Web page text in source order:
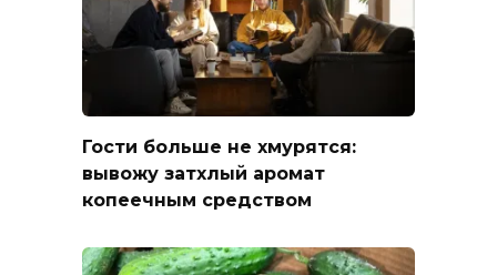
Гости больше не хмурятся:
вывожу затхлый аромат
копеечным средством